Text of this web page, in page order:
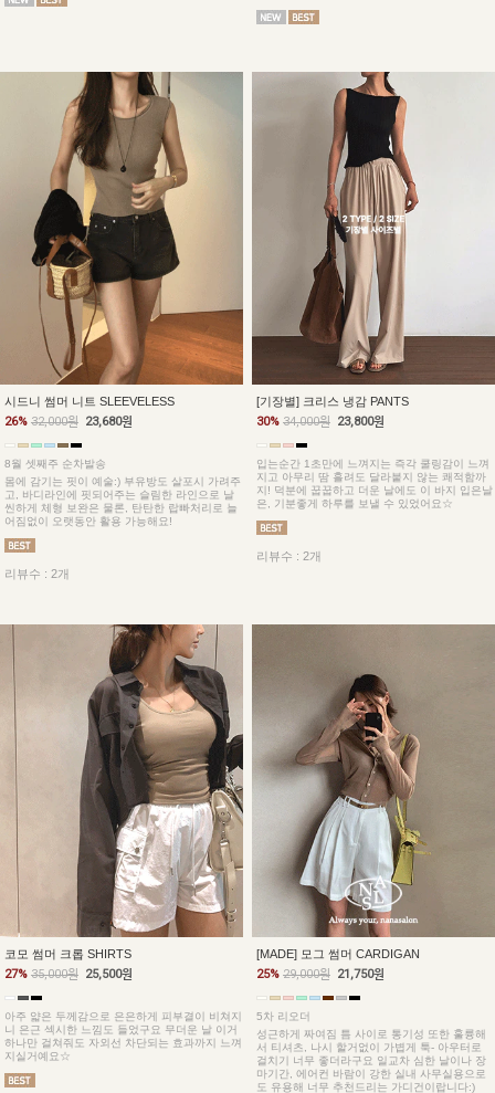
시드니 썸머 니트 SLEEVELESS
26% 32,000원 23,680원
8월 셋째주 순차발송
몸에 감기는 핏이 예술:) 부유방도 살포시 가려주
고, 바디라인에 핏되어주는 슬림한 라인으로 날
씬하게 체형 보완은 물론, 탄탄한 랍빠처리로 늘
어짐없이 오랫동안 활용 가능해요!
리뷰수 : 2개
[기장별] 크리스 냉감 PANTS
30% 34,000원 23,800원
입는순간 1초만에 느껴지는 즉각 쿨링감이 느껴
지고 아무리 땀 흘려도 달라붙지 않는 쾌적함까
지! 덕분에 꿉꿉하고 더운 날에도 이 바지 입은날
은, 기분좋게 하루를 보낼 수 있었어요☆
리뷰수 : 2개
코모 썸머 크롭 SHIRTS
27% 35,000원 25,500원
아주 얇은 두께감으로 은은하게 피부결이 비쳐지
니 은근 섹시한 느낌도 들었구요 무더운 날 이거
하나만 걸쳐줘도 자외선 차단되는 효과까지 느껴
지실거예요☆
[MADE] 모그 썸머 CARDIGAN
25% 29,000원 21,750원
5차 리오더
성근하게 짜여짐 틈 사이로 통기성 또한 훌륭해
서 티셔츠, 나시 할거없이 가볍게 툭- 아우터로
걸치기 너무 좋더라구요 일교차 심한 날이나 장
마기간, 에어컨 바람이 강한 실내 사무실용으로
도 유용해 너무 추천드리는 가디건이랍니다:)